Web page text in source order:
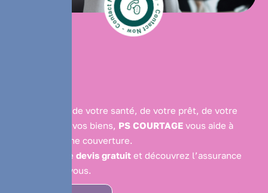
Qu’il s’agisse de votre santé, de votre prêt, de votre
activité ou de vos biens, PS COURTAGE vous aide à
choisir la bonne couverture.
Recevez votre devis gratuit et découvrez l’assurance
pensée pour vous.